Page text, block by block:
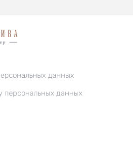
данных
персональных данных